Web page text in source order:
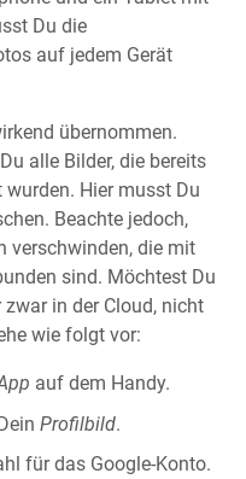
Du die
auf jedem Gerät
übernommen.
alle Bilder, die bereits
Hier musst Du
Beachte jedoch,
verschwinden, die mit
sind. Möchtest Du
in der Cloud, nicht
wie folgt vor:
auf dem Handy.
Profilbild.
für das Google-Konto.